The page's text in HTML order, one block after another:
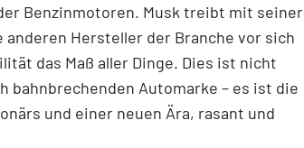
Benzinmotoren. Musk treibt mit seiner
Hersteller der Branche vor sich
das Maß aller Dinge. Dies ist nicht
bahnbrechenden Automarke – es ist die
und einer neuen Ära, rasant und